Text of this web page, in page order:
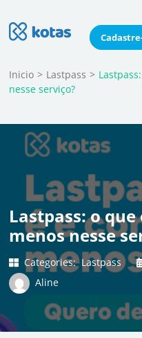
to
(Press
Enter)
Blog do Kotas
Dicas e conteúdo relevante
Inicio > Lastpass >
nesse serviço?
Lastpass: o
menos nesse
Categories: Lastpass
Aline